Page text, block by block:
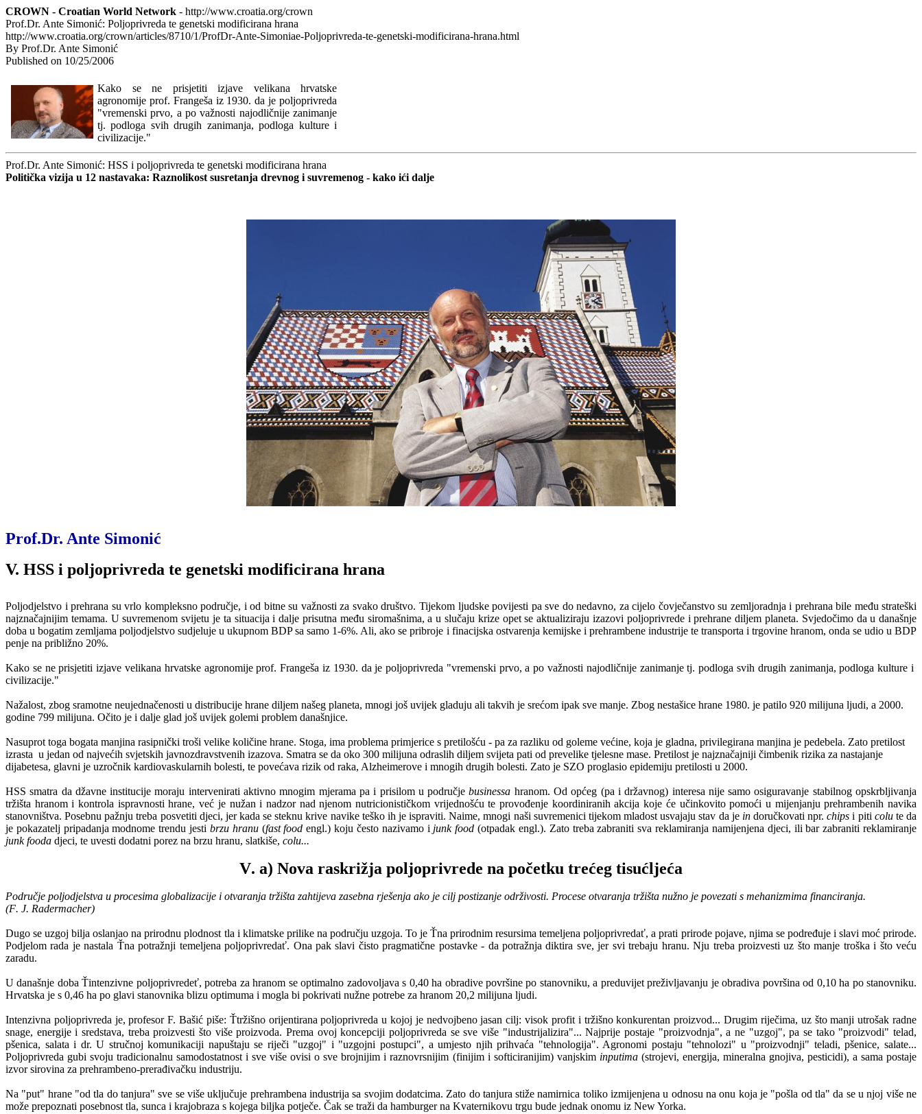
CROWN - Croatian World Network - http://www.croatia.org/crown
Prof.Dr. Ante Simonić: Poljoprivreda te genetski modificirana hrana
http://www.croatia.org/crown/articles/8710/1/ProfDr-Ante-Simoniae-Poljoprivreda-te-genetski-modificirana-hrana.html
By Prof.Dr. Ante Simonić
Published on 10/25/2006
Kako se ne prisjetiti izjave velikana hrvatske
agronomije prof. Frangeša iz 1930. da je poljoprivreda
"vremenski prvo, a po važnosti najodličnije zanimanje
tj. podloga svih drugih zanimanja, podloga kulture i
civilizacije."
Prof.Dr. Ante Simonić: HSS i poljoprivreda te genetski modificirana hrana
Politička vizija u 12 nastavaka: Raznolikost susretanja drevnog i suvremenog - kako ići dalje
Prof.Dr. Ante Simonić
V. HSS i poljoprivreda te genetski modificirana hrana
Poljodjelstvo i prehrana su vrlo kompleksno područje, i od bitne su važnosti za svako društvo. Tijekom ljudske povijesti pa sve do nedavno, za cijelo čovječanstvo su zemljoradnja i prehrana bile među strateški
najznačajnijim temama. U suvremenom svijetu je ta situacija i dalje prisutna među siromašnima,a u slučaju krize opet se aktualiziraju izazovi poljoprivrede i prehrane diljem planeta. Svjedočimo da u današnje
doba u bogatim zemljama poljodjelstvo sudjeluje u ukupnom BDP sa samo 1-6%. Ali, ako se pribroje i finacijska ostvarenja kemijske i prehrambene industrije te transporta i trgovine hranom, onda se udio u BDP
penje na približno 20%.
Kako se ne prisjetiti izjave velikana hrvatske agronomije prof. Frangeša iz 1930. da je poljoprivreda "vremenski prvo, a po važnosti najodličnije zanimanje tj. podloga svih drugih zanimanja, podloga kulture i
civilizacije."
Nažalost, zbog sramotne neujednačenosti u distribucije hrane diljem našeg planeta, mnogi još uvijek gladuju ali takvih je srećom ipak sve manje. Zbog nestašice hrane 1980. je patilo 920 milijuna ljudi, a 2000.
godine 799 milijuna. Očito je i dalje glad još uvijek golemi problem današnjice.
Nasuprot toga bogata manjina rasipnički troši velike količine hrane. Stoga, ima problema primjerice s pretilošću - pa za razliku od goleme većine, koja je gladna, privilegirana manjina je pedebela. Zato pretilost
izrasta u jedan od najvećih svjetskih javnozdravstvenih izazova. Smatra se da oko 300 milijuna odraslih diljem svijeta pati od prevelike tjelesne mase. Pretilost je najznačajniji čimbenik rizika za nastajanje
dijabetesa, glavni je uzročnik kardiovaskularnih bolesti, te povećava rizik od raka, Alzheimerove i mnogih drugih bolesti. Zato je SZO proglasio epidemiju pretilosti u 2000.
HSS smatra da džavne institucije moraju intervenirati aktivno mnogim mjerama pa i prisilom u područjebusinessa hranom. Od općeg (pa i državnog) interesa nije samo osiguravanje stabilnog opskrbljivanja
tržišta hranom i kontrola ispravnosti hrane, već je nužan i nadzor nad njenom nutricionističkom vrijednošću te provođenje koordiniranih akcija koje će učinkovito pomoći u mijenjanju prehrambenih navika
stanovništva. Posebnu pažnju treba posvetiti djeci, jer kada se steknu krive navike teško ih je ispraviti. Naime, mnogi naši suvremenici tijekom mladost usvajaju stav da je indoručkovati npr.chips i piti colute da
je pokazatelj pripadanja modnome trendu jesti brzu hranu (fast foodengl.) koju često nazivamo i junk food(otpadak engl.). Zato treba zabraniti sva reklamiranja namijenjena djeci, ili bar zabraniti reklamiranje
junk fooda djeci, te uvesti dodatni porez na brzu hranu, slatkiše, colu...
V. a) Nova raskrižja poljoprivrede na početku trećeg tisućljeća
Područje poljodjelstva u procesima globalizacije i otvaranja tržišta zahtijeva zasebna rješenja ako je cilj postizanje održivosti. Procese otvaranja tržišta nužno je povezati s mehanizmima financiranja.
(F. J. Radermacher)
Dugo se uzgoj bilja oslanjao na prirodnu plodnost tla i klimatske prilike na području uzgoja. To je Ťna prirodnim resursima temeljena poljoprivredať, a prati prirode pojave, njima se podređuje i slavi moć prirode.
Podjelom rada je nastala Ťna potražnji temeljena poljoprivredať. Ona pak slavi čisto pragmatične postavke - da potražnja diktira sve, jer svi trebaju hranu. Nju treba proizvesti uz što manje troška i što veću
zaradu.
U današnje doba Ťintenzivne poljoprivredeť, potreba za hranom se optimalno zadovoljava s 0,40 ha obradive površine po stanovniku, a preduvijet preživljavanju je obradiva površina od 0,10 ha po stanovniku.
Hrvatska je s 0,46 ha po glavi stanovnika blizu optimuma i mogla bi pokrivati nužne potrebe za hranom 20,2 milijuna ljudi.
Intenzivna poljoprivreda je, profesor F. Bašić piše: Ťtržišno orijentirana poljoprivreda u kojoj je nedvojbeno jasan cilj: visok profit i tržišno konkurentan proizvod... Drugim riječima, uz što manji utrošak radne
snage, energije i sredstava, treba proizvesti što više proizvoda. Prema ovoj koncepciji poljoprivreda se sve više "industrijalizira"... Najprije postaje "proizvodnja", a ne "uzgoj", pa se tako "proizvodi" telad,
pšenica, salata i dr. U stručnoj komunikaciji napuštaju se riječi "uzgoj" i "uzgojni postupci", a umjesto njih prihvaća "tehnologija". Agronomi postaju "tehnolozi" u "proizvodnji" teladi, pšenice, salate...
Poljoprivreda gubi svoju tradicionalnu samodostatnost i sve više ovisi o sve brojnijim i raznovrsnijim (finijim i softiciranijim) vanjskim inputima(strojevi, energija, mineralna gnojiva, pesticidi), a sama postaje
izvor sirovina za prehrambeno-prerađivačku industriju.
Na "put" hrane "od tla do tanjura" sve se više uključuje prehrambena industrija sa svojim dodatcima. Zato do tanjura stiže namirnica toliko izmijenjena u odnosu na onu koja je "pošla od tla" da se u njoj više ne
može prepoznati posebnost tla, sunca i krajobraza s kojega biljka potječe. Čak se traži da hamburger na Kvaternikovu trgu bude jednak onomu iz New Yorka.